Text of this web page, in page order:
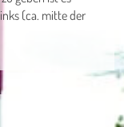
(ca. mitte der